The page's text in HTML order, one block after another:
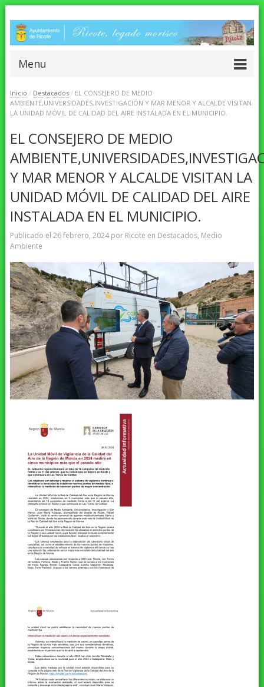
Menu
Inicio / Destacados / EL CONSEJERO DE MEDIO
AMBIENTE,UNIVERSIDADES,INVESTIGACIÓN Y MAR MENOR Y ALCALDE VISITAN
LA UNIDAD MÓVIL DE CALIDAD DEL AIRE INSTALADA EN EL MUNICIPIO.
EL CONSEJERO DE MEDIO
Y MAR MENOR Y ALCALDE VISITAN LA
UNIDAD MÓVIL DE CALIDAD DEL AIRE
INSTALADA EN EL MUNICIPIO.
Publicado el 26 febrero, 2024por Ricote en Destacados, Medio
Ambiente